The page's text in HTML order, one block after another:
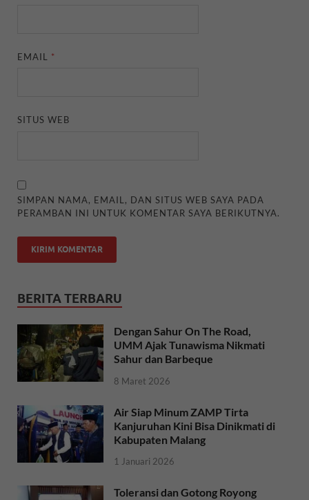
EMAIL *
SITUS WEB
SIMPAN NAMA, EMAIL, DAN SITUS WEB SAYA PADA
PERAMBAN INI UNTUK KOMENTAR SAYA BERIKUTNYA.
BERITA TERBARU
Dengan Sahur On The Road,
UMM Ajak Tunawisma Nikmati
Sahur dan Barbeque
8 Maret 2026
Air Siap Minum ZAMP Tirta
Kanjuruhan Kini Bisa Dinikmati di
Kabupaten Malang
1 Januari 2026
Toleransi dan Gotong Royong